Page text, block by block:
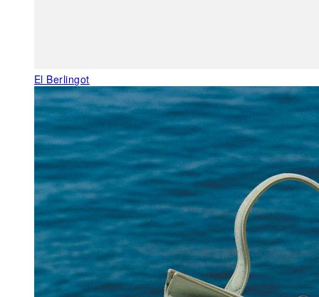
El Berlingot